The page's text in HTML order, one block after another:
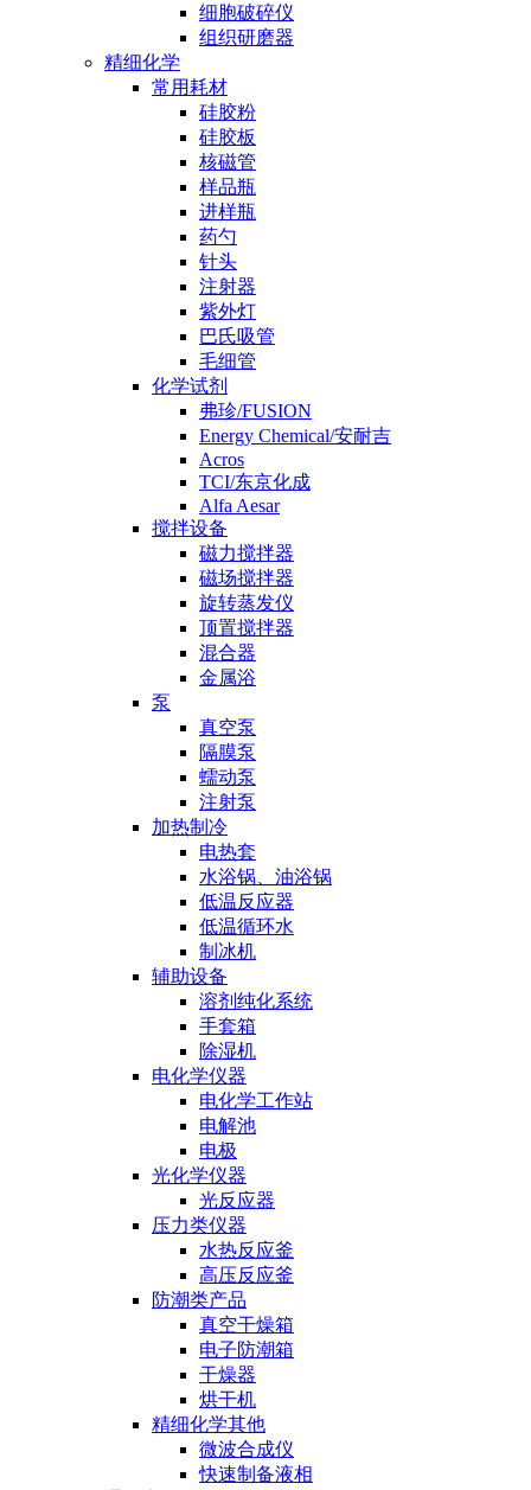
细胞破碎仪
组织研磨器
精细化学
常用耗材
硅胶粉
硅胶板
核磁管
样品瓶
进样瓶
药勺
针头
注射器
紫外灯
巴氏吸管
毛细管
化学试剂
弗珍/FUSION
Energy Chemical/安耐吉
Acros
TCI/东京化成
Alfa Aesar
搅拌设备
磁力搅拌器
磁场搅拌器
旋转蒸发仪
顶置搅拌器
混合器
金属浴
泵
真空泵
隔膜泵
蠕动泵
注射泵
加热制冷
电热套
水浴锅、油浴锅
低温反应器
低温循环水
制冰机
辅助设备
溶剂纯化系统
手套箱
除湿机
电化学仪器
电化学工作站
电解池
电极
光化学仪器
光反应器
压力类仪器
水热反应釜
高压反应釜
防潮类产品
真空干燥箱
电子防潮箱
干燥器
烘干机
精细化学其他
微波合成仪
快速制备液相